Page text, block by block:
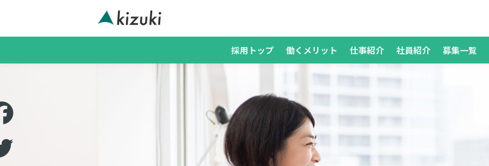
採用トップ 働くメリット 仕事紹介 社員紹介 募集一覧